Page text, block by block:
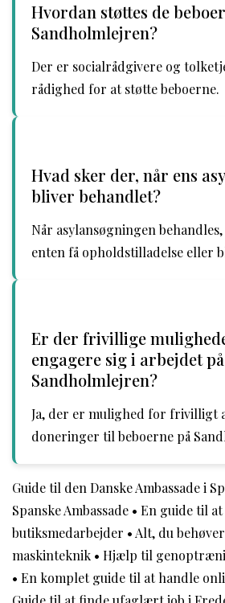
Hvordan støttes de
Sandholmlejren?
Der er socialrådgivere og
rådighed for at støtte beboerne.
Hvad sker der, når ens
bliver behandlet?
Når asylansøgningen
enten få opholdstilladelse eller
Er der frivillige
engagere sig i arbejdet på
Sandholmlejren?
Ja, der er mulighed for frivilligt
doneringer til beboerne på
Guide til den Danske Ambassade i
Spanske Ambassade • En guide til
butiksmedarbejder • Alt, du
maskinteknik • Hjælp til
• En komplet guide til at handle